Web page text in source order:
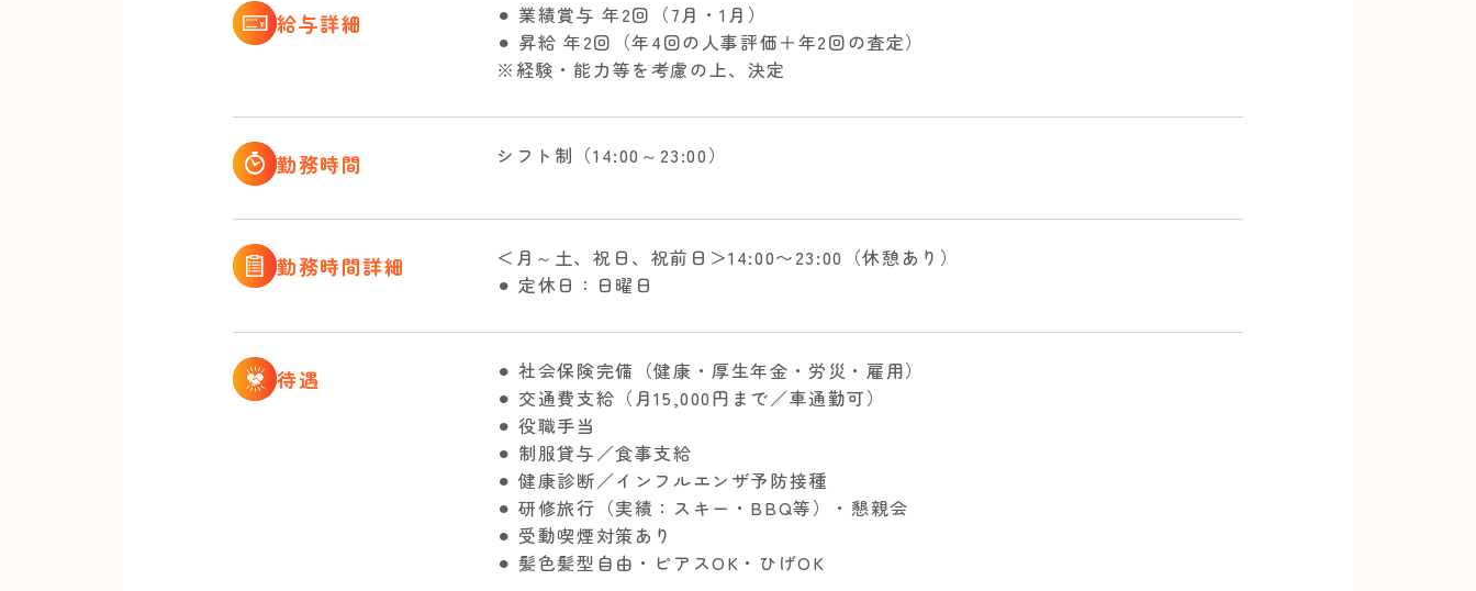
給与詳細
⚫︎ 業績賞与 年2回（7月・1月）
⚫︎ 昇給 年2回（年4回の人事評価＋年2回の査定）
※経験・能力等を考慮の上、決定
勤務時間 シフト制（14:00～23:00）
勤務時間詳細
＜月～土、祝日、祝前日＞14:00〜23:00（休憩あり）
⚫︎ 定休日：日曜日
待遇
⚫︎ 社会保険完備（健康・厚生年金・労災・雇用）
⚫︎ 交通費支給（月15,000円まで／車通勤可）
⚫︎ 役職手当
⚫︎ 制服貸与／食事支給
⚫︎ 健康診断／インフルエンザ予防接種
⚫︎ 研修旅行（実績：スキー・BBQ等）・懇親会
⚫︎ 受動喫煙対策あり
⚫︎ 髪色髪型自由・ピアスOK・ひげOK